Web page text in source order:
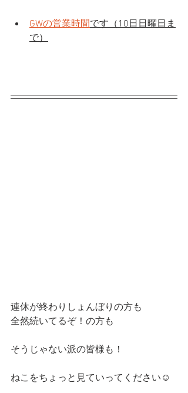
GWの営業時間です（10日日曜日ま
で）
連休が終わりしょんぼりの方も
全然続いてるぞ！の方も
そうじゃない派の皆様も！
ねこをちょっと見ていってください☺️